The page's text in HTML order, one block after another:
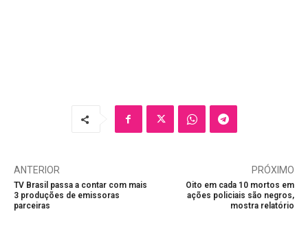
ANTERIOR
TV Brasil passa a contar com mais
3 produções de emissoras
parceiras
PRÓXIMO
Oito em cada 10 mortos em
ações policiais são negros,
mostra relatório